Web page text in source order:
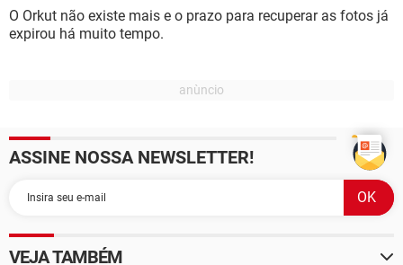
O Orkut não existe mais e o prazo para recuperar as fotos já
expirou há muito tempo.
ASSINE NOSSA NEWSLETTER!
VEJA TAMBÉM